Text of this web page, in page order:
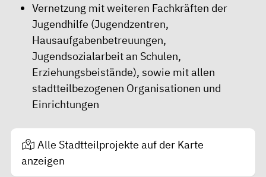
Vernetzung mit weiteren Fachkräften der
Jugendhilfe (Jugendzentren,
Hausaufgabenbetreuungen,
Jugendsozialarbeit an Schulen,
Erziehungsbeistände), sowie mit allen
stadtteilbezogenen Organisationen und
Einrichtungen
Alle Stadtteilprojekte auf der Karte
anzeigen